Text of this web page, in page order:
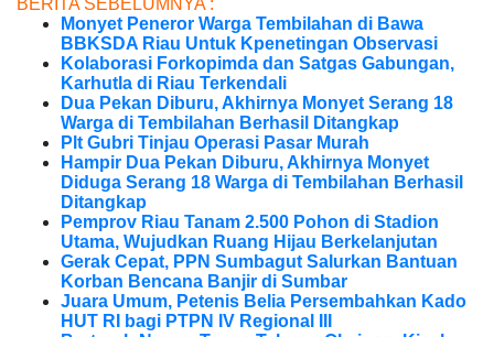
BERITA SEBELUMNYA :
Monyet Peneror Warga Tembilahan di Bawa
BBKSDA Riau Untuk Kpenetingan Observasi
Kolaborasi Forkopimda dan Satgas Gabungan,
Karhutla di Riau Terkendali
Dua Pekan Diburu, Akhirnya Monyet Serang 18
Warga di Tembilahan Berhasil Ditangkap
Plt Gubri Tinjau Operasi Pasar Murah
Hampir Dua Pekan Diburu, Akhirnya Monyet
Diduga Serang 18 Warga di Tembilahan Berhasil
Ditangkap
Pemprov Riau Tanam 2.500 Pohon di Stadion
Utama, Wujudkan Ruang Hijau Berkelanjutan
Gerak Cepat, PPN Sumbagut Salurkan Bantuan
Korban Bencana Banjir di Sumbar
Juara Umum, Petenis Belia Persembahkan Kado
HUT RI bagi PTPN IV Regional III